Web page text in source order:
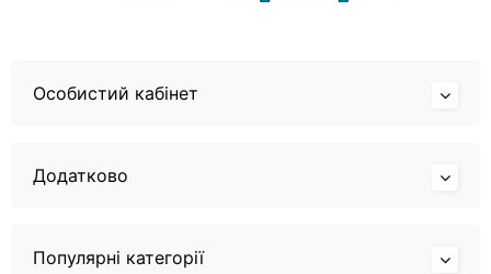
Особистий кабінет
Додатково
Популярні категорії